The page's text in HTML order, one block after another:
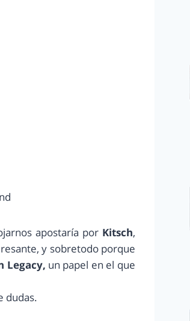
apostaría por Kitsch,
y sobretodo porque
Legacy, un papel en el que
dudas.